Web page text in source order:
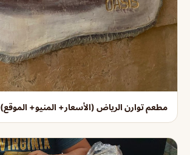
مطعم توارن الرياض (الأسعار+ المنيو+ الموقع)